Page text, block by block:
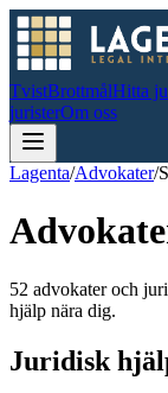
TvistBrottmålHitta
juristerOm oss
Lagenta/Advokater/
52 advokater och
hjälp nära dig.
Juridisk